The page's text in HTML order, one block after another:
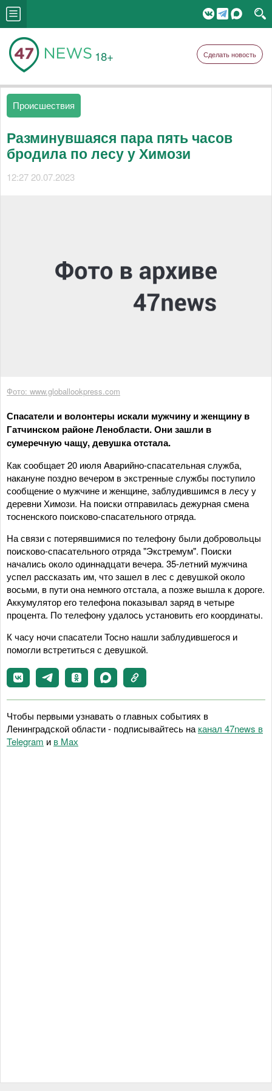
18+ Сделать новость
Происшествия
Разминувшаяся пара пять часов
бродила по лесу у Химози
12:27 20.07.2023
Фото: www.globallookpress.com
Спасатели и волонтеры искали мужчину и женщину в
Гатчинском районе Ленобласти. Они зашли в
сумеречную чащу, девушка отстала.
Как сообщает 20 июля Аварийно-спасательная служба,
накануне поздно вечером в экстренные службы поступило
сообщение о мужчине и женщине, заблудившимся в лесу у
деревни Химози. На поиски отправилась дежурная смена
тосненского поисково-спасательного отряда.
На связи с потерявшимися по телефону были добровольцы
поисково-спасательного отряда "Экстремум". Поиски
начались около одиннадцати вечера. 35-летний мужчина
успел рассказать им, что зашел в лес с девушкой около
восьми, в пути она немного отстала, а позже вышла к дороге.
Аккумулятор его телефона показывал заряд в четыре
процента. По телефону удалось установить его координаты.
К часу ночи спасатели Тосно нашли заблудившегося и
помогли встретиться с девушкой.
Чтобы первыми узнавать о главных событиях в
Ленинградской области - подписывайтесь на канал 47news в
Telegram и в Maх